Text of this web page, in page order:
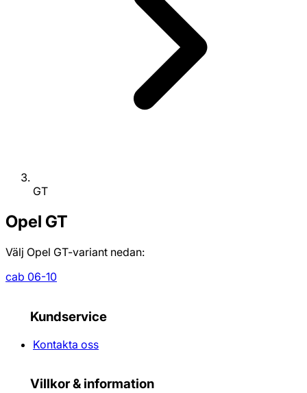
GT
Opel GT
Välj Opel GT-variant nedan:
cab 06-10
Kundservice
Kontakta oss
Villkor & information